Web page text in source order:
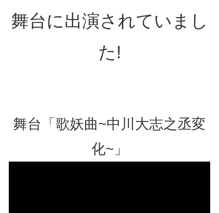
舞台に出演されていまし
た!
舞台「歌妖曲~中川大志之丞変
化~」